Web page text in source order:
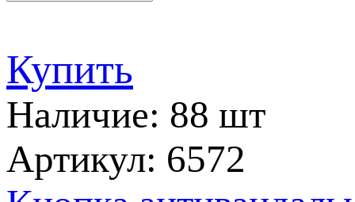
Купить
Наличие: 88 шт
Артикул: 6572